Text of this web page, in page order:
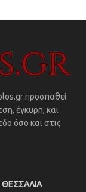
προσπαθεί
έγκυρη, και
όσο και στις
ΘΕΣΣΑΛΙΑ